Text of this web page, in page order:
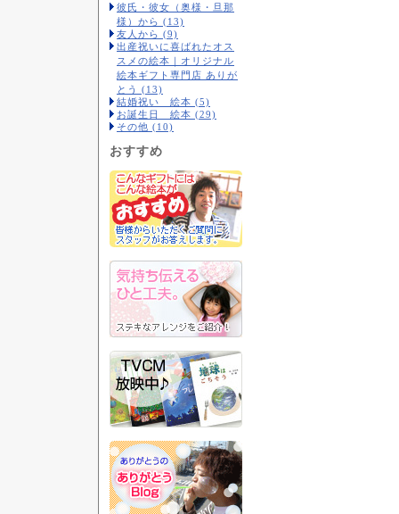
彼氏・彼女（奥様・旦那
様）から (13)
友人から (9)
出産祝いに喜ばれたオス
スメの絵本｜オリジナル
絵本ギフト専門店 ありが
とう (13)
結婚祝い 絵本 (5)
お誕生日 絵本 (29)
その他 (10)
おすすめ